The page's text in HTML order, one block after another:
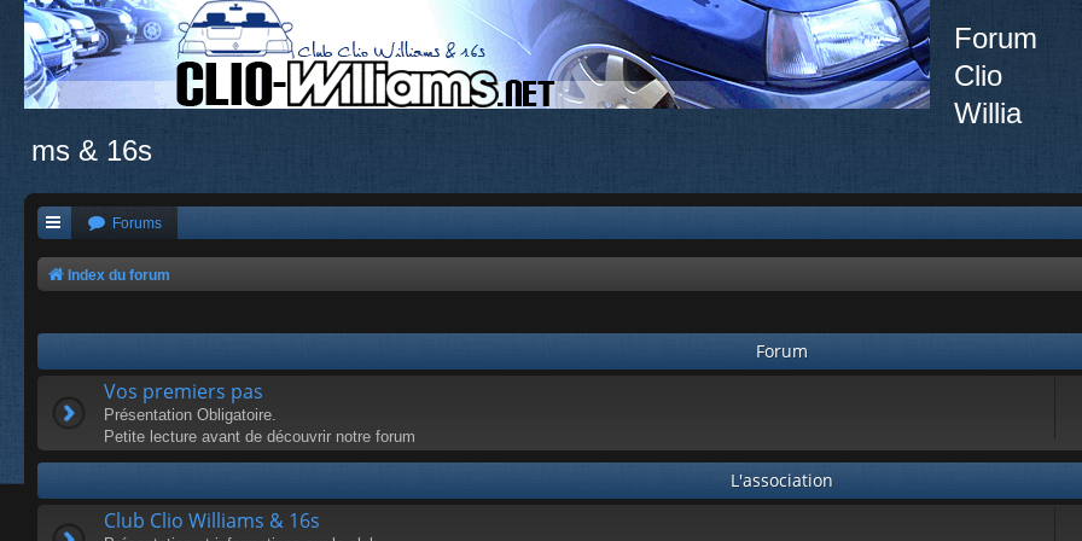
Forum
Clio
Willia
ms & 16s
Forums
Index du forum
Forum
Vos premiers pas
Présentation Obligatoire.
Petite lecture avant de découvrir notre forum
L'association
Club Clio Williams & 16s